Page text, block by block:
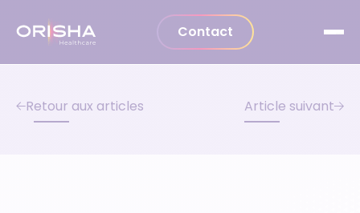
Contact
Retour aux articles Article suivant